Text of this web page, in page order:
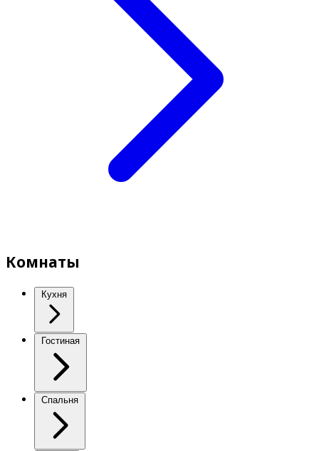
Комнаты
Кухня
Гостиная
Спальня